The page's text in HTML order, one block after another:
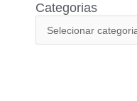
Categorias